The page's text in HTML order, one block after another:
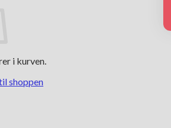
i kurven.
shoppen